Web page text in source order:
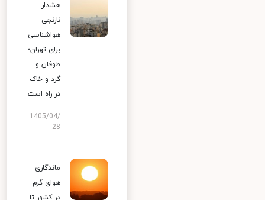
هشدار
نارنجی
هواشناسی
برای تهران؛
طوفان و
گرد و خاک
در راه است
1405/04/
28
ماندگاری
هوای گرم
در کشور تا